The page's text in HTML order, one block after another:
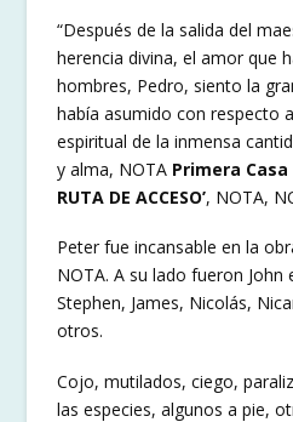
“Después de la salida del
herencia divina, el amor que
hombres, Pedro, siento la
había asumido con respecto
espiritual de la inmensa
y alma, NOTA Primera
RUTA DE ACCESO’, NOTA,
Peter fue incansable en la
NOTA. A su lado fueron John
Stephen, James, Nicolás,
otros.
Cojo, mutilados, ciego,
las especies, algunos a pie,